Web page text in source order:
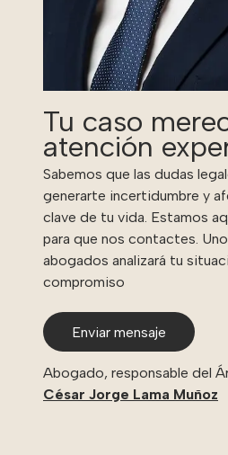
Tu caso
atención
Sabemos que las dudas
generarte incertidumbre y
clave de tu vida. Estamos
para que nos contactes.
abogados analizará tu
compromiso
Enviar mensaje
Abogado, responsable del
César Jorge Lama Muñoz